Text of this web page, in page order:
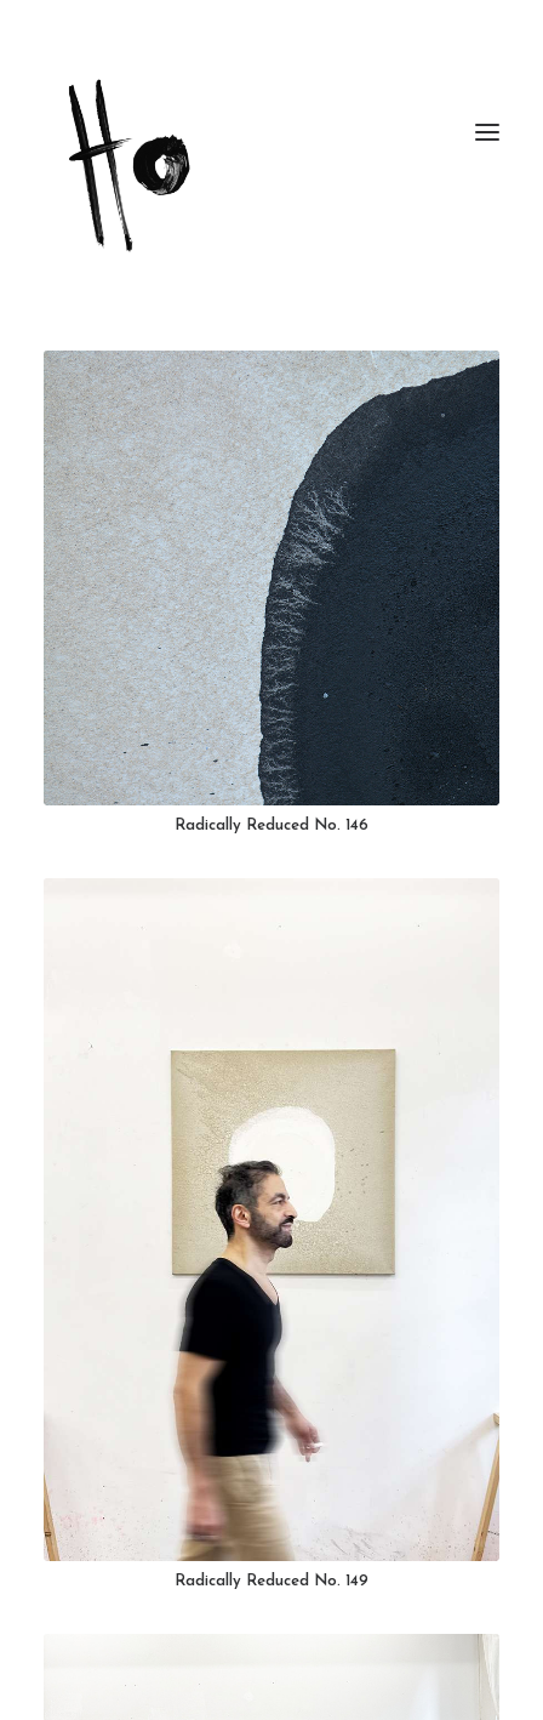
Works
Original
Abstract
StreetArt
Digital
About
Workshops
Publications
Contact
Cart
Radically Reduced No. 146
Radically Reduced No. 149